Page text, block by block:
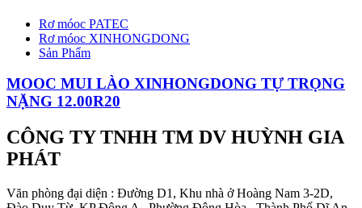
Rơ móoc PATEC
Rơ móoc XINHONGDONG
Sản Phẩm
MOOC MUI LÀO XINHONGDONG TỰ TRỌNG
NẶNG 12.00R20
CÔNG TY TNHH TM DV HUỲNH GIA
PHÁT
Văn phòng đại diện : Đường D1, Khu nhà ở Hoàng Nam 3-2D,